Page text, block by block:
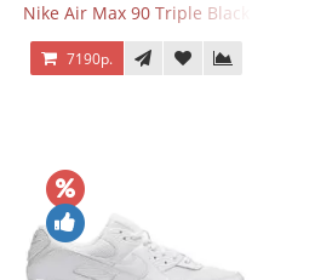
Nike Air Max 90 Triple Black
7190р.